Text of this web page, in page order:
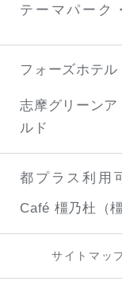
テーマパーク
フォーズホテ
志摩グリーンア
ルド
都プラス利用
Café 橿乃杜（
サイトマッ